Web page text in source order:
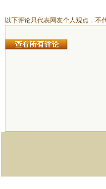
以下评论只代表网友个人观点，不